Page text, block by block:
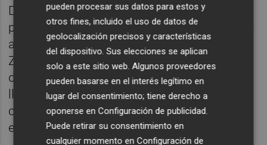
Dolgoypat se hizo con el primer puesto
porque eligió una dificultad superior, aunque
apenas fuese una décima en comparación a
Zapata. Ese exiguo decimal fue el que
decidió el color del metal en suelo y quien
llevó a las lágrimas al español, que las
cambió por sonrisas cuando confirmó que
esa plata ya no se la quitaba nadie.
pueden procesar sus datos para estos y
otros fines, incluido el uso de datos de
geolocalización precisos y características
del dispositivo. Sus elecciones se aplican
solo a este sitio web. Algunos proveedores
pueden basarse en el interés legítimo en
lugar del consentimiento; tiene derecho a
oponerse enConfiguración de publicidad
Puede retirar su consentimiento en
cualquier momento enConfiguración de